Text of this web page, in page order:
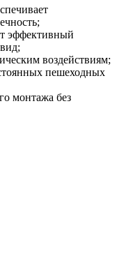
эффективный
воздействиям;
пешеходных
монтажа без